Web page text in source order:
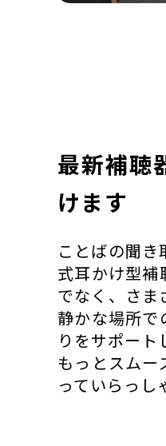
最新補聴
けます
ことばの聞
式耳かけ型
でなく、さま
静かな場所で
りをサポート
もっとスム
っていらっし